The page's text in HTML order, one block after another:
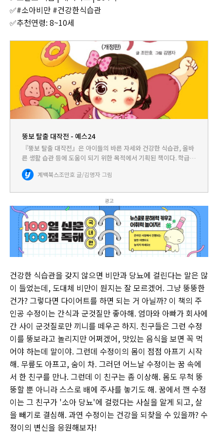
✅#소아비만 #건강한식습관
✅추천연령: 8~10세
뚱보 탈출 대작전 - 예스24
『뚱보 탈출 대작전』은 아이들의 바른 자세와 건강한 식습관, 올바
른 생활 습관 등에 도움이 되기 위한 목적에서 기획된 책이다. 학급에
서 가장 뚱뚱한 아이인 수정이가 비만을 극복하고 올바른 성장과 건
강한 생활로 발전하게 되는 과정을 그리고 있다. 부록으로 소아…
계백북스조만호 글/김명자 그림
광고
건강한 식습관을 갖지 않으면 비만과 당뇨에 걸린다는 말은 많
이 들었는데, 도대체 비만이 뭔지는 잘 모르겠어. 그냥 뚱뚱한
건가? 그렇다면 다이어트를 하면 되는 거 아닐까? 이 책의 주
인공 수정이는 간식과 군것질만 좋아해. 엄마와 아빠가 회사에
간 사이 군것질로만 끼니를 떼우곤 하지. 친구들은 그런 수정
이를 뚱보라고 놀리지만 어쩌겠어, 맛있는 음식을 보면 꼭 먹
어야 하는데 말이야. 그런데 수정이의 몸이 점점 아프기 시작
해. 무릎도 아프고, 숨이 차. 그러던 어느날 수정이는 꿈 속에
서 한 친구를 만나. 그런데 이 친구는 좀 이상해. 몸도 무척 뚱
뚱할 뿐 아니라 스스로 배에 주사를 놓기도 해. 꿈에서 깬 수정
이는 그 친구가 '소아 당뇨'에 걸렸다는 사실을 알게 되고, 살
을 빼기로 결심해. 과연 수정이는 건강을 되찾을 수 있을까? 수
정이의 변신을 응원해보자!